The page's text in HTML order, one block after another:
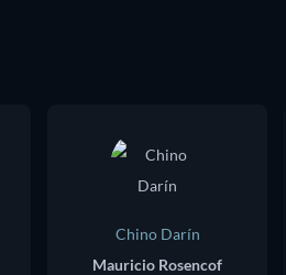
Chino Darín
Mauricio Rosencof